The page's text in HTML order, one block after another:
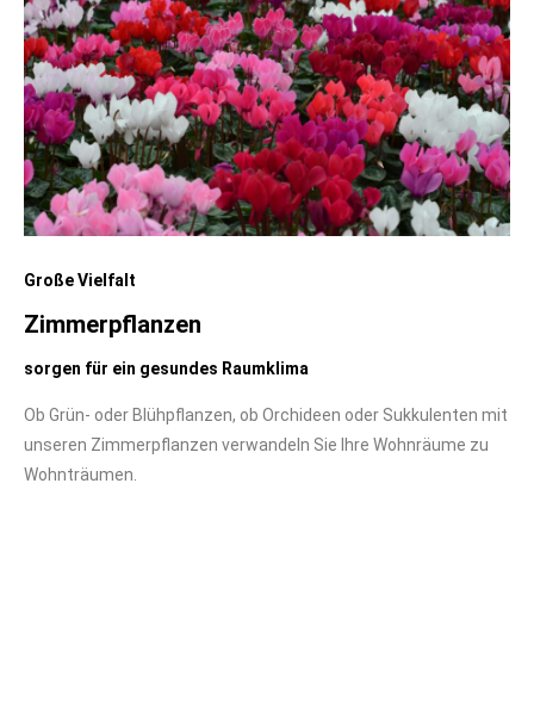
Große Vielfalt
Zimmerpflanzen
sorgen für ein gesundes Raumklima
Ob Grün- oder Blühpflanzen, ob Orchideen oder Sukkulenten mit
unseren Zimmerpflanzen verwandeln Sie Ihre Wohnräume zu
Wohnträumen.